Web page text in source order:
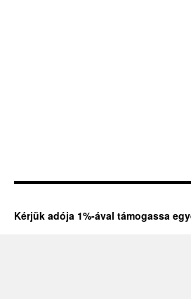
Kérjük adója 1%-ával támogassa